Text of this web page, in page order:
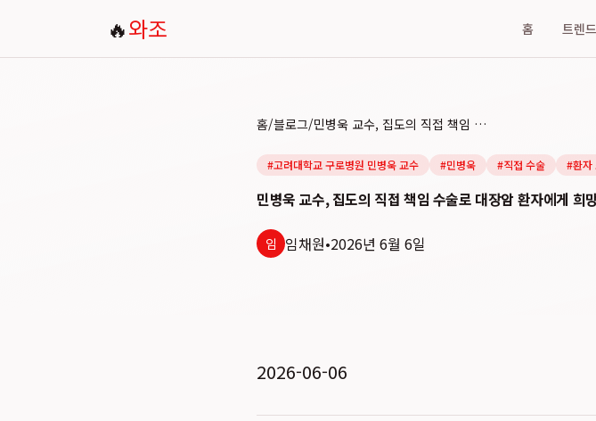
🔥와조 홈 트렌드
홈/블로그/ 민병욱 교수, 집도의 직접 책임 수술로 대장암 환자에게 희망을 전하다
#고려대학교 구로병원 민병욱 교수 #민병욱 #직접 수술 #환자
민병욱 교수, 집도의 직접 책임 수술로 대장암 환자에게 희
임 임채원•2026년 6월 6일
2026-06-06